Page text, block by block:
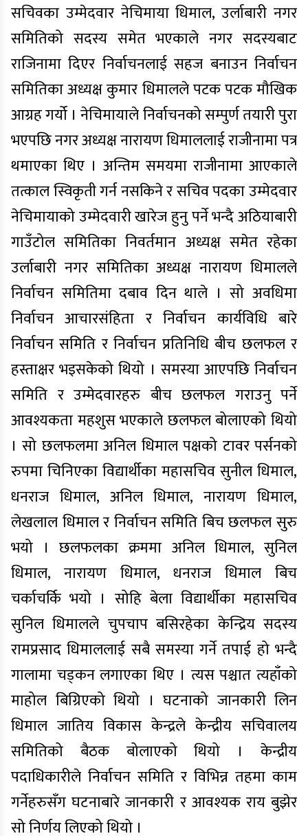
सचिवका उम्मेदवार नेचिमाया धिमाल, उर्लाबारी नगर
समितिको सदस्य समेत भएकाले नगर सदस्यबाट
राजिनामा दिएर निर्वाचनलाई सहज बनाउन निर्वाचन
समितिका अध्यक्ष कुमार धिमालले पटक पटक मौखिक
आग्रह गर्यो । नेचिमायाले निर्वाचनको सम्पुर्ण तयारी पुरा
भएपछि नगर अध्यक्ष नारायण धिमाललाई राजीनामा पत्र
थमाएका थिए । अन्तिम समयमा राजीनामा आएकाले
तत्काल स्विकृती गर्न नसकिने र सचिव पदका उम्मेदवार
नेचिमायाको उम्मेदवारी खारेज हुनु पर्ने भन्दै अठियाबारी
गाउँटोल समितिका निवर्तमान अध्यक्ष समेत रहेका
उर्लाबारी नगर समितिका अध्यक्ष नारायण धिमालले
निर्वाचन समितिमा दबाव दिन थाले । सो अवधिमा
निर्वाचन आचारसंहिता र निर्वाचन कार्यविधि बारे
निर्वाचन समिति र निर्वाचन प्रतिनिधि बीच छलफल र
हस्ताक्षर भइसकेको थियो । समस्या आएपछि निर्वाचन
समिति र उम्मेदवारहरु बीच छलफल गराउनु पर्ने
आवश्यकता महशुस भएकाले छलफल बोलाएको थियो
। सो छलफलमा अनिल धिमाल पक्षको टावर पर्सनको
रुपमा चिनिएका विद्यार्थीका महासचिव सुनील धिमाल,
धनराज धिमाल, अनिल धिमाल, नारायण धिमाल,
लेखलाल धिमाल र निर्वाचन समिति बिच छलफल सुरु
भयो । छलफलका क्रममा अनिल धिमाल, सुनिल
धिमाल, नारायण धिमाल, धनराज धिमाल बिच
चर्काचर्कि भयो । सोहि बेला विद्यार्थीका महासचिव
सुनिल धिमालले चुपचाप बसिरहेका केन्द्रिय सदस्य
रामप्रसाद धिमाललाई सबै समस्या गर्ने तपाई हो भन्दै
गालामा चड्कन लगाएका थिए । त्यस पश्चात त्यहाँको
माहोल बिग्रिएको थियो । घटनाको जानकारी लिन
धिमाल जातिय विकास केन्द्रले केन्द्रीय सचिवालय
समितिको बैठक बोलाएको थियो । केन्द्रीय
पदाधिकारीले निर्वाचन समिति र विभिन्न तहमा काम
गर्नेहरुसँग घटनाबारे जानकारी र आवश्यक राय बुझेर
सो निर्णय लिएको थियो ।